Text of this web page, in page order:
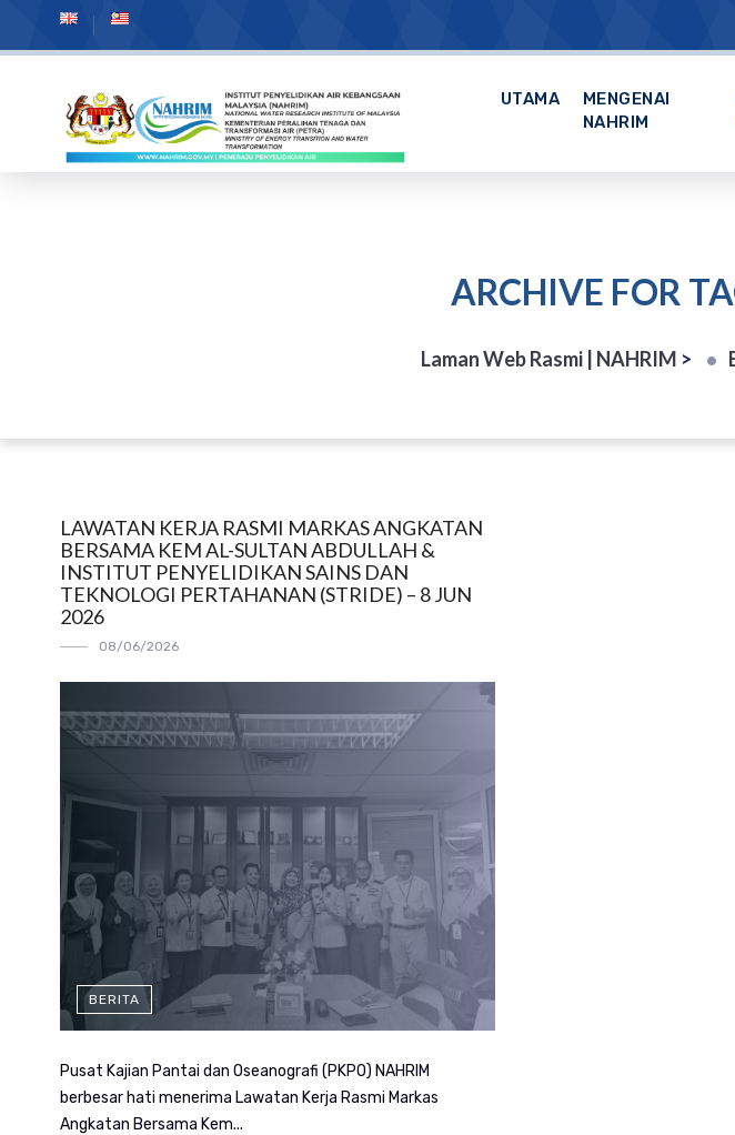
UTAMA
MENGENAI
NAHRIM
ARCHIVE FOR
Laman Web Rasmi | NAHRIM >
LAWATAN KERJA RASMI MARKAS ANGKATAN
BERSAMA KEM AL-SULTAN ABDULLAH &
INSTITUT PENYELIDIKAN SAINS DAN
TEKNOLOGI PERTAHANAN (STRIDE) – 8 JUN
2026
08/06/2026
BERITA
Pusat Kajian Pantai dan Oseanografi (PKPO) NAHRIM
berbesar hati menerima Lawatan Kerja Rasmi Markas
Angkatan Bersama Kem...